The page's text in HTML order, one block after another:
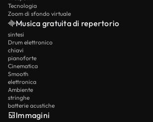
Tecnologia
Zoom di sfondo virtuale
Musica gratuita di repertorio
sintesi
Drum elettronico
chiavi
pianoforte
Cinematica
Smooth
elettronica
Ambiente
stringhe
batterie acustiche
Immagini